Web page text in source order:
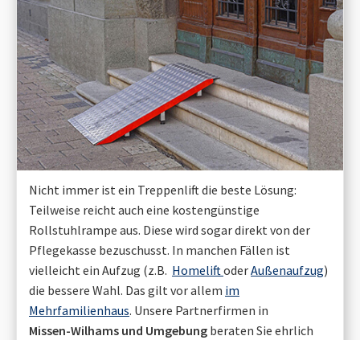
Nicht immer ist ein Treppenlift die beste Lösung:
Teilweise reicht auch eine kostengünstige
Rollstuhlrampe aus. Diese wird sogar direkt von der
Pflegekasse bezuschusst. In manchen Fällen ist
vielleicht ein Aufzug (z.B. HomeliftoderAußenaufzug)
die bessere Wahl. Das gilt vor allem im
Mehrfamilienhaus. Unsere Partnerfirmen in
Missen-Wilhams und Umgebung beraten Sie ehrlich